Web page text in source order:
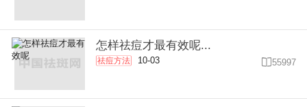
怎样祛痘才最有效呢...
祛痘方法 10-03 55997